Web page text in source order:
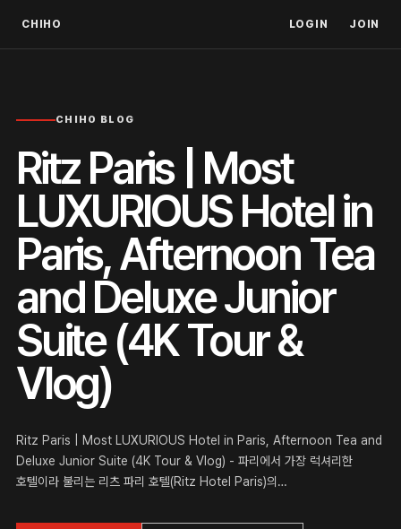
CHIHO LOGIN JOIN
CHIHO BLOG
Ritz Paris | Most
LUXURIOUS Hotel in
Paris, Afternoon Tea
and Deluxe Junior
Suite (4K Tour &
Vlog)
Ritz Paris | Most LUXURIOUS Hotel in Paris, Afternoon Tea and
Deluxe Junior Suite (4K Tour & Vlog) - 파리에서 가장 럭셔리한
호텔이라 불리는 리츠 파리 호텔(Ritz Hotel Paris)의…